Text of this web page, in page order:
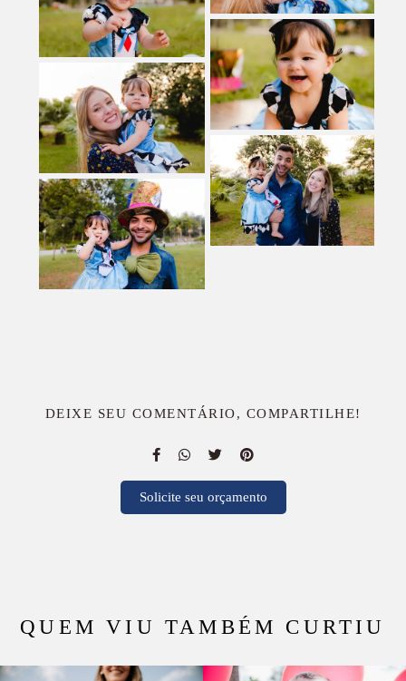
DEIXE SEU COMENTÁRIO, COMPARTILHE!
Solicite seu orçamento
QUEM VIU TAMBÉM CURTIU